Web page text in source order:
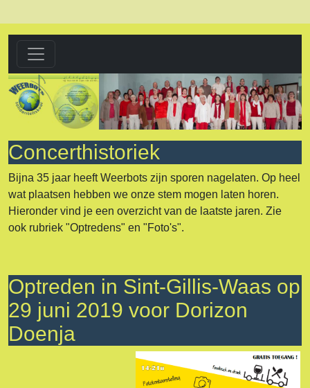
Concerthistoriek
Bijna 35 jaar heeft Weerbots zijn sporen nagelaten. Op heel
wat plaatsen hebben we onze stem mogen laten horen.
Hieronder vind je een overzicht van de laatste jaren. Zie
ook rubriek "Optredens" en "Foto's".
Optreden in Sint-Gillis-Waas op
29 juni 2019 voor Dorizon
Doenja